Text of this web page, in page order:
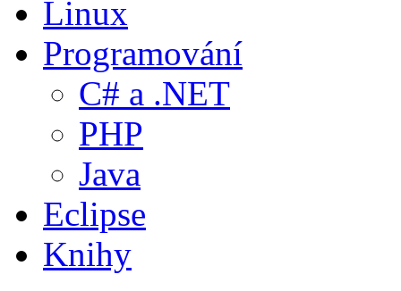
Linux
Programování
C# a .NET
PHP
Java
Eclipse
Knihy